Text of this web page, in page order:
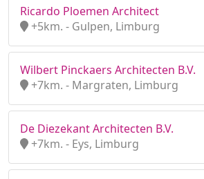
Ricardo Ploemen Architect
+5km. - Gulpen, Limburg
Wilbert Pinckaers Architecten B.V.
+7km. - Margraten, Limburg
De Diezekant Architecten B.V.
+7km. - Eys, Limburg